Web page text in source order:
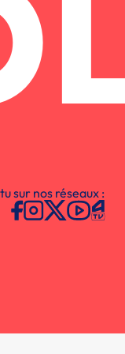
sur nos réseaux :